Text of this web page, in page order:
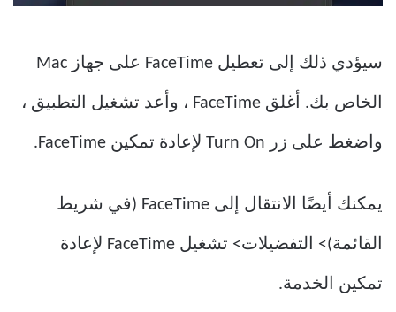
سيؤدي ذلك إلى تعطيل FaceTime على جهاز Mac
الخاص بك. أغلق FaceTime ، وأعد تشغيل التطبيق ،
واضغط على زر Turn On لإعادة تمكين FaceTime.
يمكنك أيضًا الانتقال إلى FaceTime (في شريط
القائمة)> التفضيلات> تشغيل FaceTime لإعادة
تمكين الخدمة.